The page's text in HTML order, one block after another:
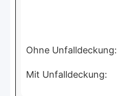
Ohne Unfalldeckung:
Mit Unfalldeckung: